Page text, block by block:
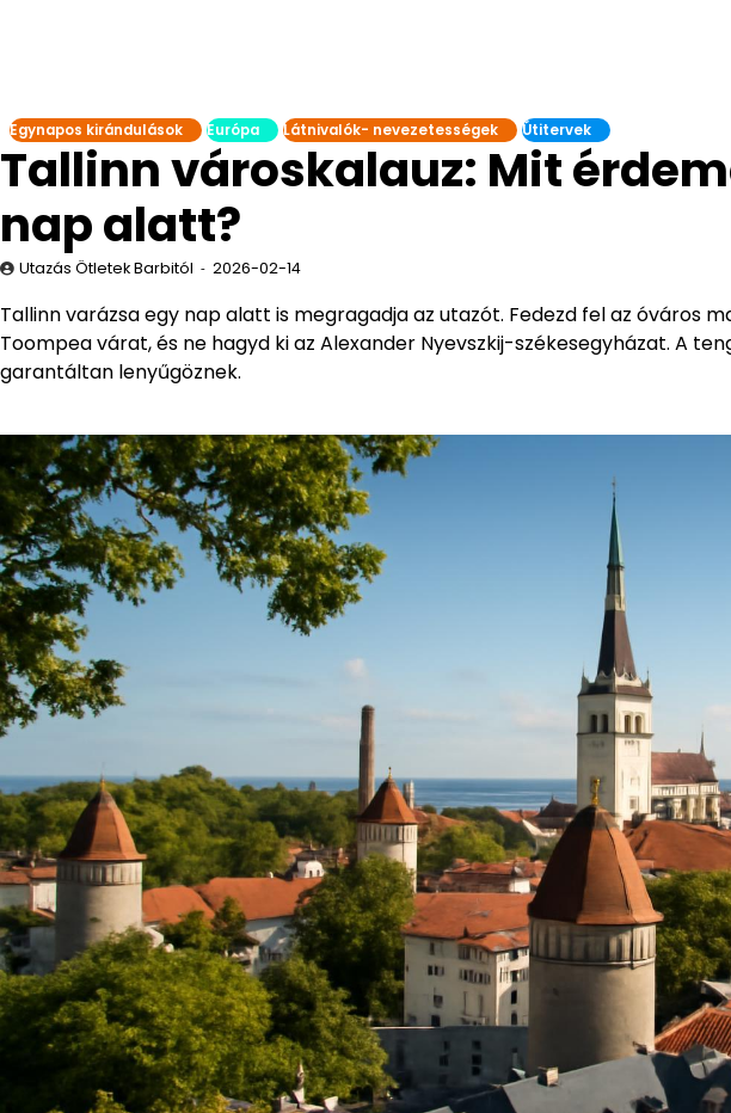
Egynapos kirándulások Európa Látnivalók- nevezetességek Útitervek
Tallinn városkalauz: Mit
nap alatt?
Utazás Ötletek Barbitól 2026-02-14
Tallinn varázsa egy nap alatt is megragadja az utazót. Fedezd fel az óváros
Toompea várat, és ne hagyd ki az Alexander Nyevszkij-székesegyházat. A
garantáltan lenyűgöznek.